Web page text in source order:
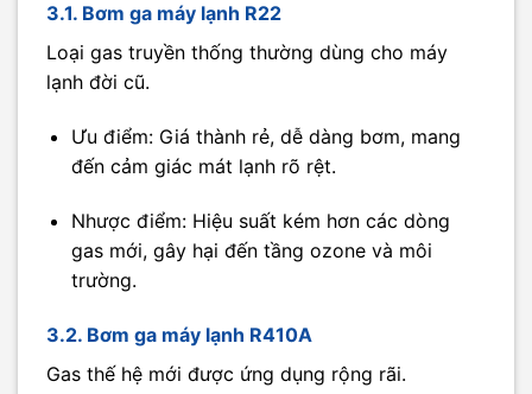
3.1. Bơm ga máy lạnh R22
Loại gas truyền thống thường dùng cho máy
lạnh đời cũ.
Ưu điểm: Giá thành rẻ, dễ dàng bơm, mang
đến cảm giác mát lạnh rõ rệt.
Nhược điểm: Hiệu suất kém hơn các dòng
gas mới, gây hại đến tầng ozone và môi
trường.
3.2. Bơm ga máy lạnh R410A
Gas thế hệ mới được ứng dụng rộng rãi.